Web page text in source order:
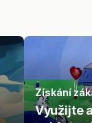
Získání
Využijte